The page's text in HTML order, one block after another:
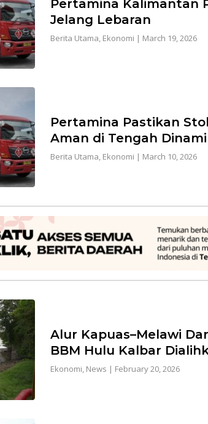
Pertamina Kalimantan
Jelang Lebaran
Berita Utama Ekonomi | March 19, 2026
Pertamina Pastikan
Aman di Tengah
Berita Utama, Ekonomi | March 10, 2026
Alur Kapuas–Melawi
BBM Hulu Kalbar
Ekonomi, News | February 20, 2026